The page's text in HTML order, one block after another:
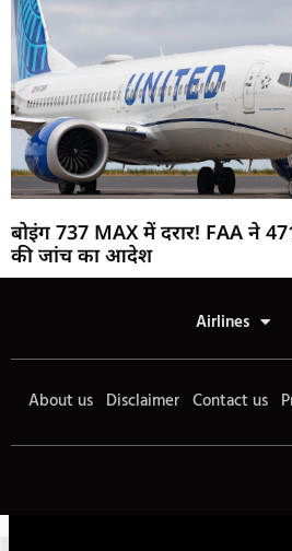
बोइंग 737 MAX में दरार! FAA ने
की जांच का आदेश
Airlines
About us Disclaimer Contact us